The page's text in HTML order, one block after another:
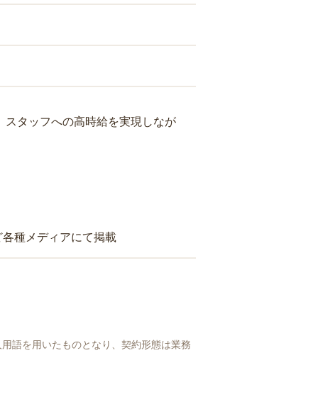
タッフへの高時給を実現しなが
種メディアにて掲載
語を用いたものとなり、契約形態は業務